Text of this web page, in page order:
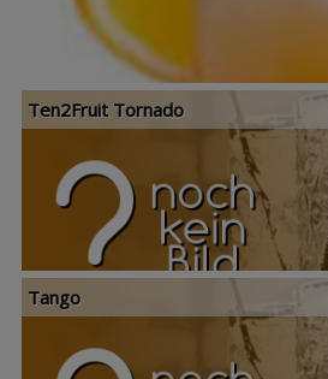
Ten2Fruit Tornado
Tango